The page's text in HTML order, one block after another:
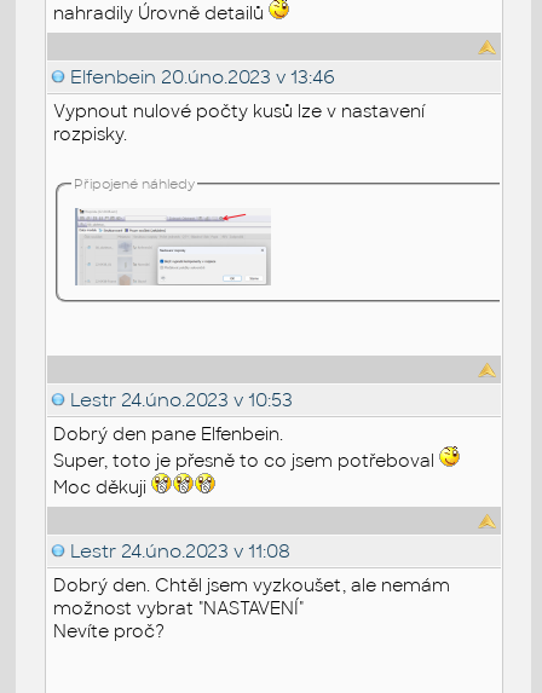
nahradily Úrovně detailů
Elfenbein 20.úno.2023 v 13:46
Vypnout nulové počty kusů lze v nastavení
rozpisky.
Připojené náhledy
Lestr 24.úno.2023 v 10:53
Dobrý den pane Elfenbein.
Super, toto je přesně to co jsem potřeboval
Moc děkuji
Lestr 24.úno.2023 v 11:08
Dobrý den. Chtěl jsem vyzkoušet, ale nemám
možnost vybrat "NASTAVENÍ"
Nevíte proč?